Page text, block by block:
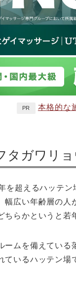
PR 本格的な
タガワリ
を超えるハッテ
幅広い年齢層の人
ちらかというと若
ームを備えている
ているハッテン場